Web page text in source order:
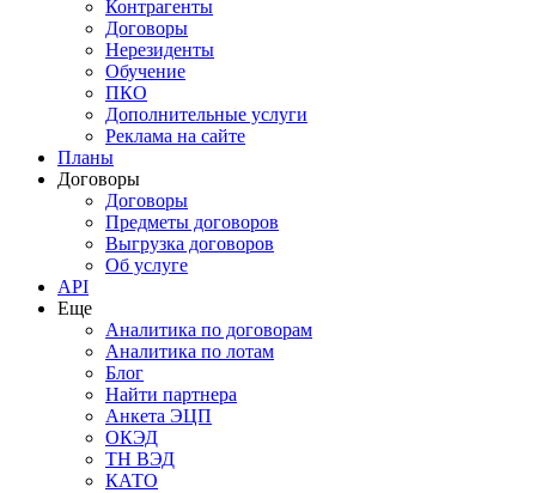
Контрагенты
Договоры
Нерезиденты
Обучение
ПКО
Дополнительные услуги
Реклама на сайте
Планы
Договоры
Договоры
Предметы договоров
Выгрузка договоров
Об услуге
API
Еще
Аналитика по договорам
Аналитика по лотам
Блог
Найти партнера
Анкета ЭЦП
ОКЭД
ТН ВЭД
КАТО